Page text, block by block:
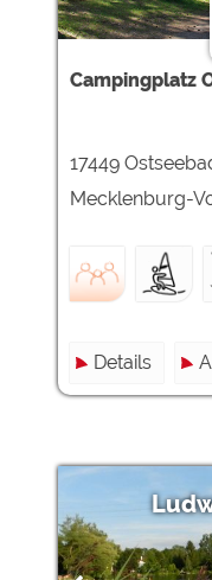
Campingplatz
17449
Mecklenburg-
Details